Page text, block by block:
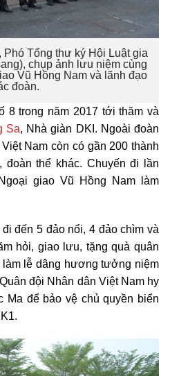
Tổng thư ký Hội Luật gia
chụp ảnh lưu niệm cùng
Vũ Hồng Nam và lãnh đạo
đoàn.
8 trong năm 2017 tới thăm và
Sa, Nhà giàn DKI. Ngoài đoàn
Nam còn có gần 200 thành
thể khác. Chuyến đi lần
giao Vũ Hồng Nam làm
đến 5 đảo nổi, 4 đảo chìm và
hỏi, giao lưu, tặng quà quân
làm lễ dâng hương tưởng niệm
đội Nhân dân Việt Nam hy
Ma để bảo vệ chủ quyền biển